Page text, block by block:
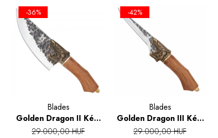
-36%
Blades
Golden Dragon II Kés,
konyha és kemping,
29.000,00 HUF
-42%
Blades
Golden Dragon III Kés,
konyha és kemping,
29.000,00 HUF